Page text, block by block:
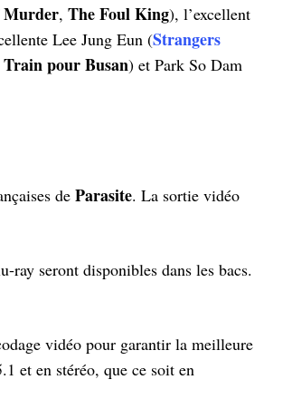
Murder, The Foul King), l’excellent
Lee Jung Eun (Strangers
pour Busan) et Park So Dam
de Parasite. La sortie vidéo
seront disponibles dans les bacs.
vidéo pour garantir la meilleure
et en stéréo, que ce soit en